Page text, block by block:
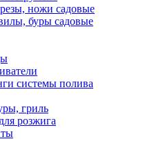
ножи садовые
буры садовые
системы полива
гриль
розжига